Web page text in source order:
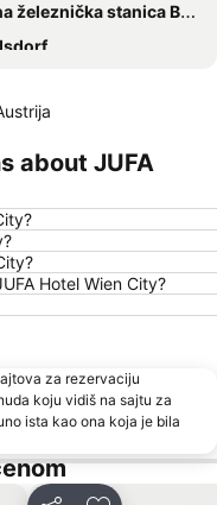
železnička stanica Beč
U1
Shopping city Sud
Palace
Südtiroler Platz
U-Bahn
Stammersdorf - Stammersdorfer Bahnhofspark
Freudenau
about JUFA
Hotel Wien City?
za rezervaciju
koju vidiš na sajtu za
ista kao ona koja je bila